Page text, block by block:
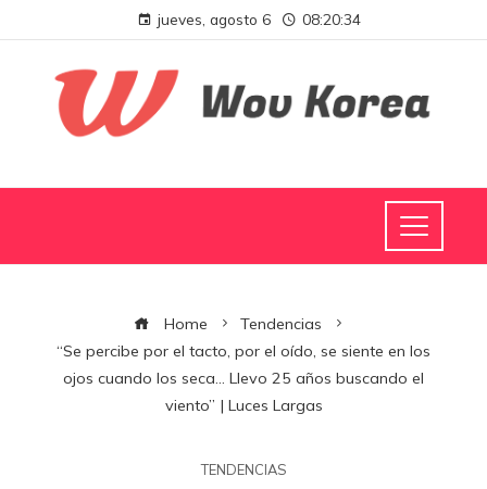
jueves, agosto 6 08:20:34
Home
Tendencias
“Se percibe por el tacto, por el oído, se siente en los
ojos cuando los seca… Llevo 25 años buscando el
viento” | Luces Largas
TENDENCIAS